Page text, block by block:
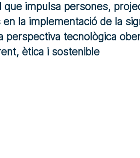
que impulsa persones,
la implementació de la
perspectiva tecnològica
ètica i sostenible